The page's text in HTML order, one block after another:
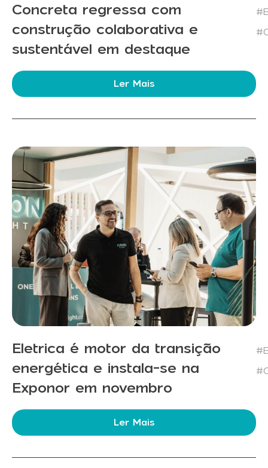
Concreta regressa com
construção colaborativa e
sustentável em destaque
Ler Mais
Eletrica é motor da transição
energética e instala-se na
Exponor em novembro
Ler Mais